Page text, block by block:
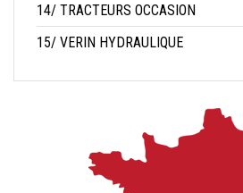
14/ TRACTEURS OCCASION
15/ VERIN HYDRAULIQUE